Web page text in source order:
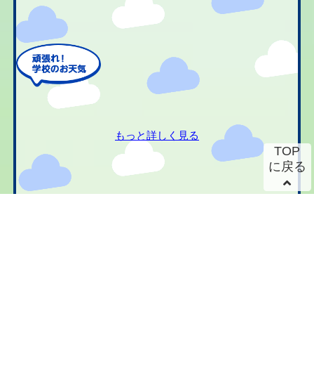
もっと詳しく見る
TOP
に戻る